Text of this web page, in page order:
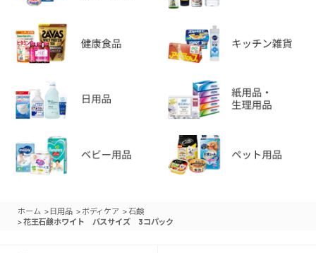
ホーム > 日用品 > ボディケア >石鹸
>花王石鹸ホワイト バスサイズ 3コパック